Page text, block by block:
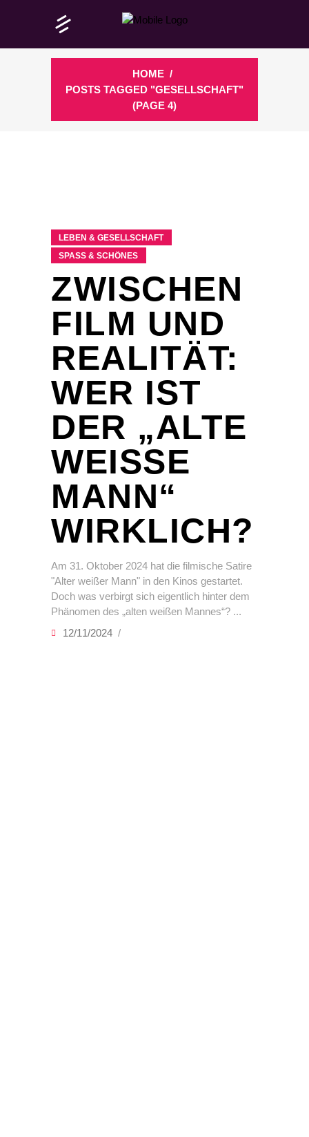
HOME /
POSTS TAGGED "GESELLSCHAFT"
(PAGE 4)
LEBEN & GESELLSCHAFT
SPASS & SCHÖNES
ZWISCHEN
FILM UND
REALITÄT:
WER IST
DER „ALTE
WEISSE M
ANN“ W
IRKLICH?
Am 31. Oktober 2024 hat die filmische Satire
"Alter weißer Mann" in den Kinos gestartet.
Doch was verbirgt sich eigentlich hinter dem
Phänomen des „alten weißen Mannes“?
12/11/2024